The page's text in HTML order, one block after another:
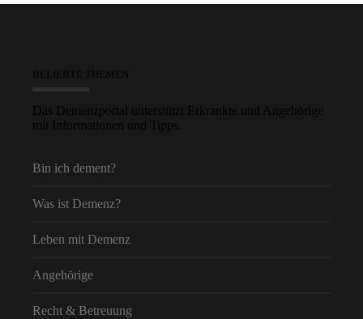
BELIEBTE THEMEN
Das Demenzportal unterstützt Erkrankte und Angehörige
mit Informationen und Tipps.
Bin ich dement?
Was ist Demenz?
Leben mit Demenz
Angehörige
Recht & Betreuung